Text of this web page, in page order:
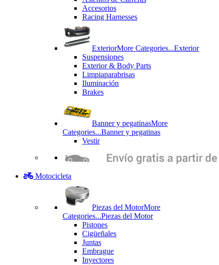
Accesorios
Racing Harnesses
ExteriorMore Categories...Exterior
Suspensiones
Exterior & Body Parts
Limpiaparabrisas
Iluminación
Brakes
Banner y pegatinasMore
Categories...Banner y pegatinas
Vestir
Motocicleta
Piezas del MotorMore
Categories...Piezas del Motor
Pistones
Cigüeñales
Juntas
Εmbrague
Inyectores